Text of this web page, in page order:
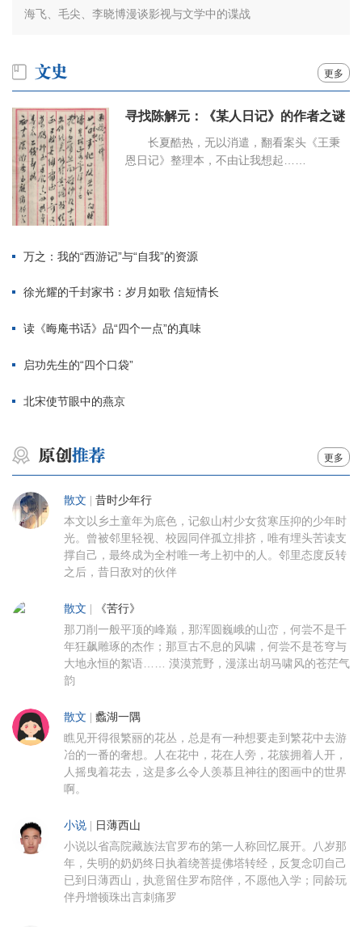
海飞、毛尖、李晓博漫谈影视与文学中的谍战
更多
寻找陈解元：《某人日记》的作者之谜
长夏酷热，无以消遣，翻看案头《王秉
恩日记》整理本，不由让我想起……
万之：我的“西游记”与“自我”的资源
徐光耀的千封家书：岁月如歌 信短情长
读《晦庵书话》品“四个一点”的真味
启功先生的“四个口袋”
北宋使节眼中的燕京
更多
散文 昔时少年行
本文以乡土童年为底色，记叙山村少女贫寒压抑的少年时
光。曾被邻里轻视、校园同伴孤立排挤，唯有埋头苦读支
撑自己，最终成为全村唯一考上初中的人。邻里态度反转
之后，昔日敌对的伙伴
散文 《苦行》
那刀削一般平顶的峰巅，那浑圆巍峨的山峦，何尝不是千
年狂飙雕琢的杰作；那亘古不息的风啸，何尝不是苍穹与
大地永恒的絮语…… 漠漠荒野，漫漾出胡马啸风的苍茫气
韵
散文 蠡湖一隅
瞧见开得很繁丽的花丛，总是有一种想要走到繁花中去游
冶的一番的奢想。人在花中，花在人旁，花簇拥着人开，
人摇曳着花去，这是多么令人羡慕且神往的图画中的世界
啊。
小说 日薄西山
小说以省高院藏族法官罗布的第一人称回忆展开。八岁那
年，失明的奶奶终日执着绕菩提佛塔转经，反复念叨自己
已到日薄西山，执意留住罗布陪伴，不愿他入学；同龄玩
伴丹增顿珠出言刺痛罗